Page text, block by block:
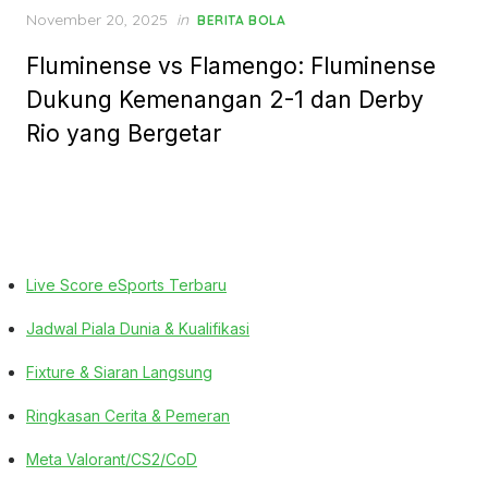
Posted
November 20, 2025 in BERITA BOLA
Fluminense vs Flamengo: Fluminense
Dukung Kemenangan 2-1 dan Derby
Rio yang Bergetar
Live Score eSports Terbaru
Jadwal Piala Dunia & Kualifikasi
Fixture & Siaran Langsung
Ringkasan Cerita & Pemeran
Meta Valorant/CS2/CoD